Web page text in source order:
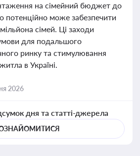
на сімейний бюджет до
потенційно може забезпечити
сімей. Ці заходи
для подальшого
ринку та стимулювання
в Україні.
2026
дня та статті-джерела